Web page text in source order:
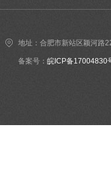
地址：合肥市新站区颖河路
备案号： 皖ICP备17004830